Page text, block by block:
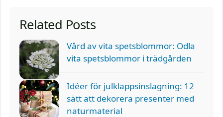
Related Posts
Vård av vita spetsblommor: Odla
vita spetsblommor i trädgården
Idéer för julklappsinslagning: 12
sätt att dekorera presenter med
naturmaterial